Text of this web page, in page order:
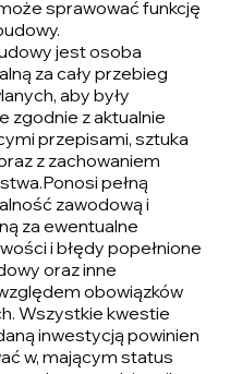
sprawować funkcję
jest osoba
za cały przebieg
aby były
zgodnie z aktualnie
przepisami, sztuka
z zachowaniem
pełną
zawodową i
za ewentualne
i błędy popełnione
oraz inne
obowiązków
Wszystkie kwestie
inwestycją powinien
w, mającym status